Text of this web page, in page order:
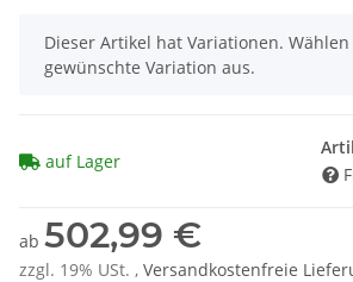
ab 502,99 €
zzgl. 19% USt. , Versandkostenfreie
auf Lager
x
Dieser Artikel hat Variationen.
gewünschte Variation aus.